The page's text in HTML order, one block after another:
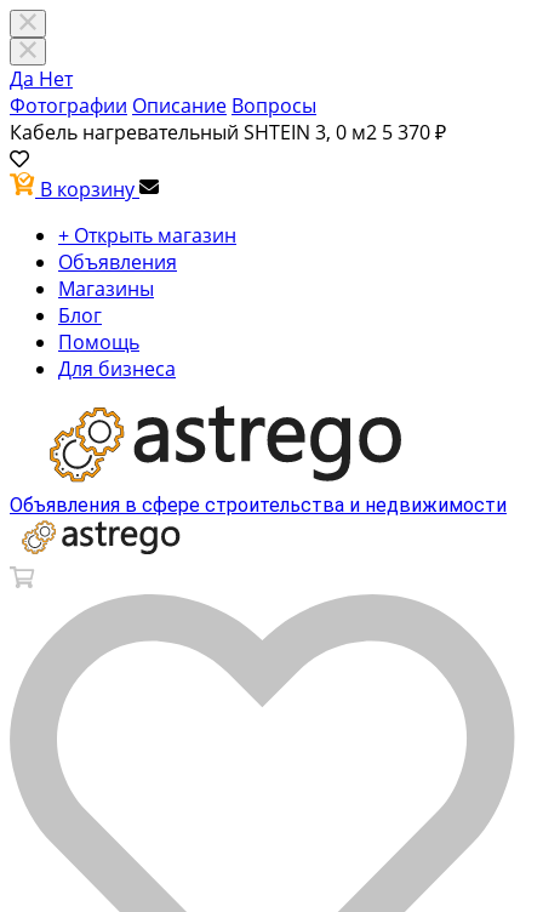
Да Нет
Фотографии Описание Вопросы
Кабель нагревательный SHTEIN 3, 0 м2 5 370 ₽
В корзину
+ Открыть магазин
Объявления
Магазины
Блог
Помощь
Для бизнеса
Объявления в сфере строительства и недвижимости